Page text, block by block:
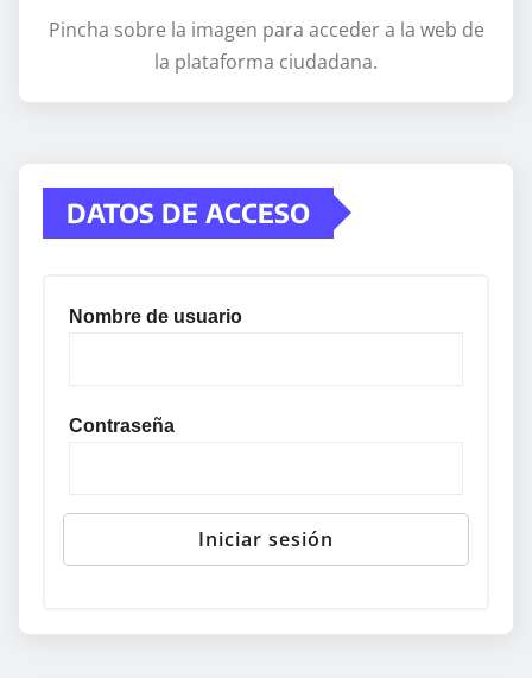
Pincha sobre la imagen para acceder a la web de
la plataforma ciudadana.
DATOS DE ACCESO
Nombre de usuario
Contraseña